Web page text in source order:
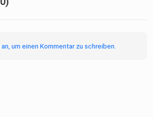
um einen Kommentar zu schreiben.